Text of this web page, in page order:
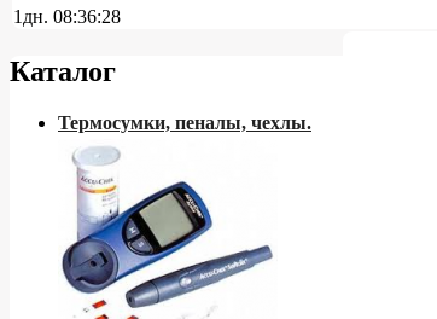
1дн. 08:36:27
Каталог
Термосумки, пеналы, чехлы.